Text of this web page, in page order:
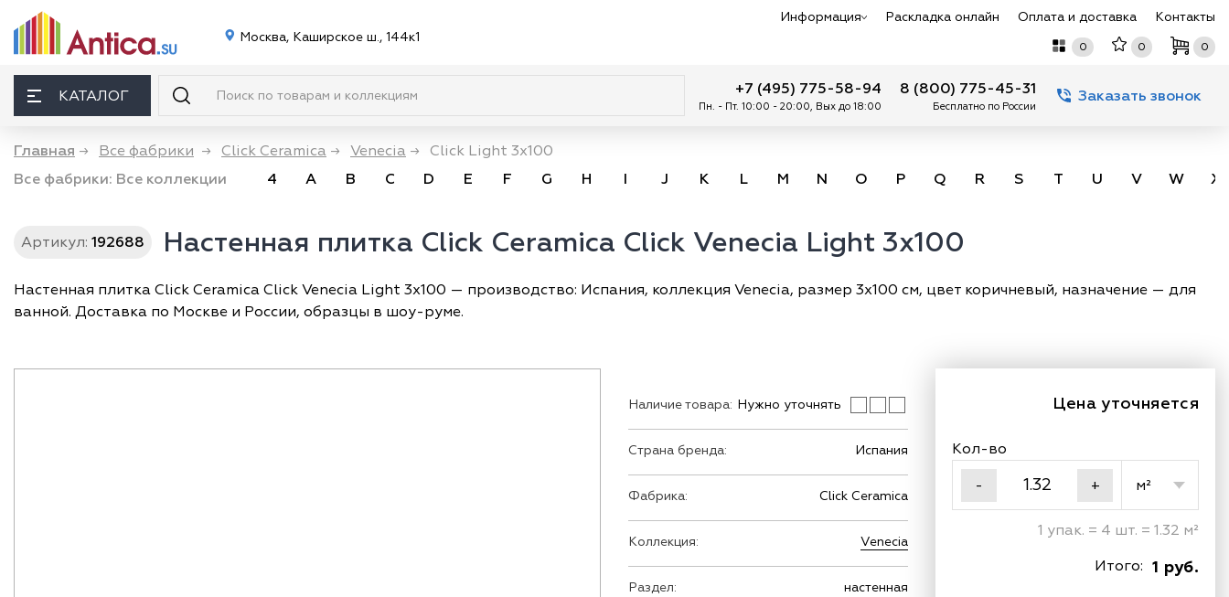
Москва, Каширское ш., 144к1
Информация Раскладка онлайн Оплата и доставка Контакты
0 0 0
КАТАЛОГ +7 (495) 775-58-94
Пн. - Пт. 10:00 - 20:00, Вых до 18:00
8 (800) 775-45-31
Бесплатно по России
Заказать звонок
Главная → Все фабрики → Click Ceramica → Venecia → Click Light 3x100
Все фабрики: Все коллекции 4 A B C D E F G H I J K L M N O P Q R S T U V W X
Артикул: 192688 Настенная плитка Click Ceramica Click Venecia Light 3x100
Настенная плитка Click Ceramica Click Venecia Light 3x100 — производство: Испания, коллекция Venecia, размер 3х100 см, цвет коричневый, назначение — для
ванной. Доставка по Москве и России, образцы в шоу-руме.
Наличие товара: Нужно уточнять
Страна бренда: Испания
Фабрика: Click Ceramica
Коллекция: Venecia
Раздел: настенная
Цена уточняется
Кол-во
-
+ м²
1 упак. = 4 шт. = 1.32 м²
1 руб.
Итого: